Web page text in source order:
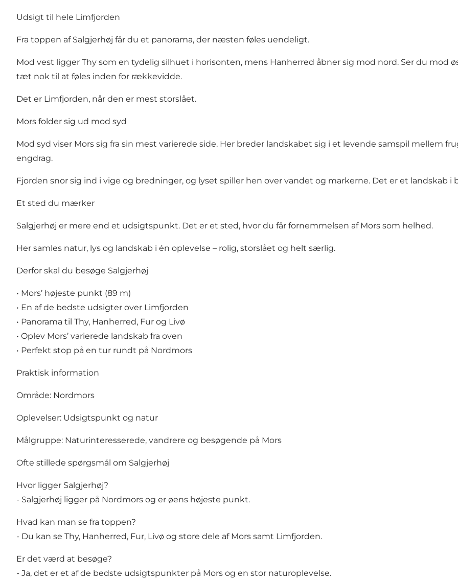
Udsigt til hele Limfjorden
Fra toppen af Salgjerhøj får du et panorama, der næsten føles uendeligt.
Mod vest ligger Thy som en tydelig silhuet i horisonten, mens Hanherred åbner sig mod nord. Ser du mod
tæt nok til at føles inden for rækkevidde.
Det er Limfjorden, når den er mest storslået.
Mors folder sig ud mod syd
Mod syd viser Mors sig fra sin mest varierede side. Her breder landskabet sig i et levende samspil mellem
engdrag.
Fjorden snor sig ind i vige og bredninger, og lyset spiller hen over vandet og markerne. Det er et landskab
Et sted du mærker
Salgjerhøj er mere end et udsigtspunkt. Det er et sted, hvor du får fornemmelsen af Mors som helhed.
Her samles natur, lys og landskab i én oplevelse – rolig, storslået og helt særlig.
Derfor skal du besøge Salgjerhøj
• Mors’ højeste punkt (89 m)
• En af de bedste udsigter over Limfjorden
• Panorama til Thy, Hanherred, Fur og Livø
• Oplev Mors’ varierede landskab fra oven
• Perfekt stop på en tur rundt på Nordmors
Praktisk information
Område: Nordmors
Oplevelser: Udsigtspunkt og natur
Målgruppe: Naturinteresserede, vandrere og besøgende på Mors
Ofte stillede spørgsmål om Salgjerhøj
Hvor ligger Salgjerhøj?
- Salgjerhøj ligger på Nordmors og er øens højeste punkt.
Hvad kan man se fra toppen?
- Du kan se Thy, Hanherred, Fur, Livø og store dele af Mors samt Limfjorden.
Er det værd at besøge?
- Ja, det er et af de bedste udsigtspunkter på Mors og en stor naturoplevelse.